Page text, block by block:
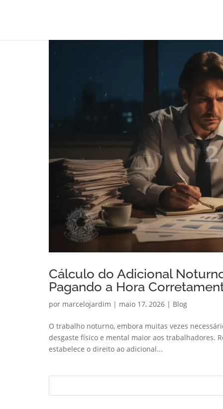
Cálculo do Adicional
Pagando a Hora
por marcelojardim | maio 17, 2026 | Blog
O trabalho noturno, embora muitas vezes
desgaste físico e mental maior aos trabalhadores.
estabelece o direito ao adicional...